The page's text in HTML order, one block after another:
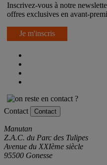
Inscrivez-vous à notre
offres exclusives en avant-
Je m'inscris
Contact Contact
Manutan
Z.A.C. du Parc des Tulipes
Avenue du XXIème siècle
95500 Gonesse